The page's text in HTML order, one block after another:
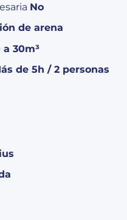
No
de arena
a 30m³
de 5h / 2 personas